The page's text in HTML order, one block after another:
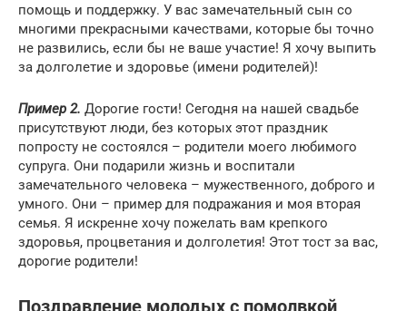
помощь и поддержку. У вас замечательный сын со
многими прекрасными качествами, которые бы точно
не развились, если бы не ваше участие! Я хочу выпить
за долголетие и здоровье (имени родителей)!
Пример 2. Дорогие гости! Сегодня на нашей свадьбе
присутствуют люди, без которых этот праздник
попросту не состоялся – родители моего любимого
супруга. Они подарили жизнь и воспитали
замечательного человека – мужественного, доброго и
умного. Они – пример для подражания и моя вторая
семья. Я искренне хочу пожелать вам крепкого
здоровья, процветания и долголетия! Этот тост за вас,
дорогие родители!